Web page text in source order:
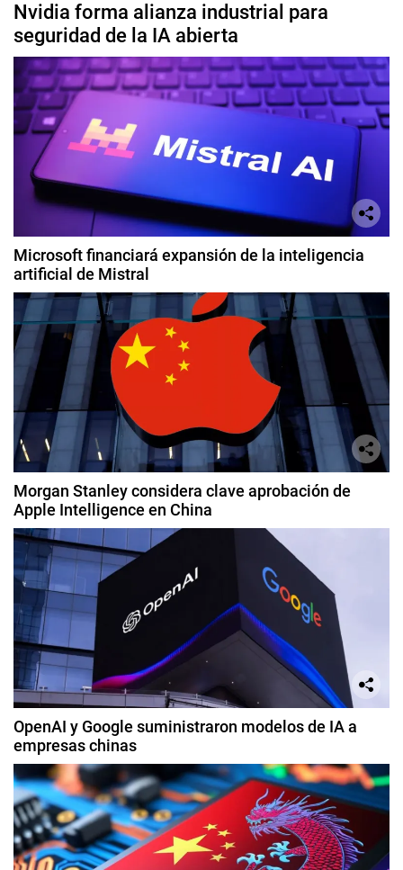
Nvidia forma alianza industrial para
seguridad de la IA abierta
Microsoft financiará expansión de la inteligencia
artificial de Mistral
Morgan Stanley considera clave aprobación de
Apple Intelligence en China
OpenAI y Google suministraron modelos de IA a
empresas chinas